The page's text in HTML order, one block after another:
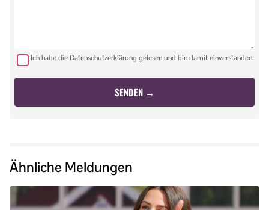
Ich habe die Datenschutzerklärung gelesen und bin damit einverstanden.
Ähnliche Meldungen